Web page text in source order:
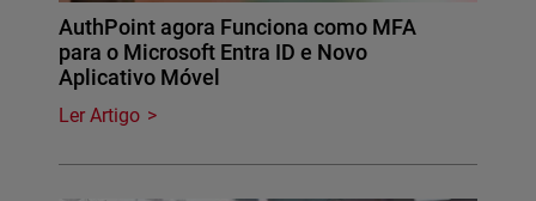
AuthPoint agora Funciona como MFA
para o Microsoft Entra ID e Novo
Aplicativo Móvel
Ler Artigo